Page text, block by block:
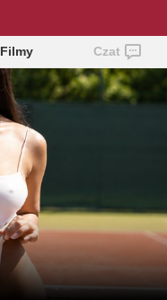
Filmy Czat